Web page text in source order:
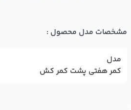
مشخصات مدل محصول :
مدل
کمر هفتی پشت کمر کش